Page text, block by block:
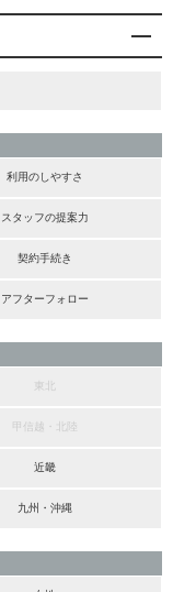
利用のしやすさ
スタッフの提案力
契約手続き
アフターフォロー
東北
甲信越・北陸
近畿
九州・沖縄